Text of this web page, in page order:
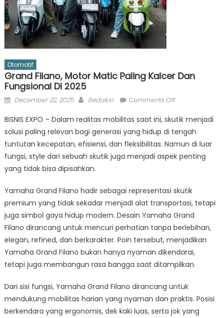
Otomotif
Grand Filano, Motor Matic Paling Kalcer Dan
Fungsional Di 2025
Posted
December 22, 2025 Author
Redaksi Comments Offon
Filano,
Motor
Matic
Paling
Fungsional
di
2025
BISNIS EXPO – Dalam realitas mobilitas saat ini, skutik menjadi
solusi paling relevan bagi generasi yang hidup di tengah
tuntutan kecepatan, efisiensi, dan fleksibilitas. Namun di luar
fungsi, style dari sebuah skutik juga menjadi aspek penting
yang tidak bisa dipisahkan.
Yamaha Grand Filano hadir sebagai representasi skutik
premium yang tidak sekadar menjadi alat transportasi, tetapi
juga simbol gaya hidup modern. Desain Yamaha Grand
Filano dirancang untuk mencuri perhatian tanpa berlebihan,
elegan, refined, dan berkarakter. Poin tersebut, menjadikan
Yamaha Grand Filano bukan hanya nyaman dikendarai,
tetapi juga membangun rasa bangga saat ditampilkan.
Dari sisi fungsi, Yamaha Grand Filano dirancang untuk
mendukung mobilitas harian yang nyaman dan praktis. Posisi
berkendara yang ergonomis, dek kaki luas, serta jok yang